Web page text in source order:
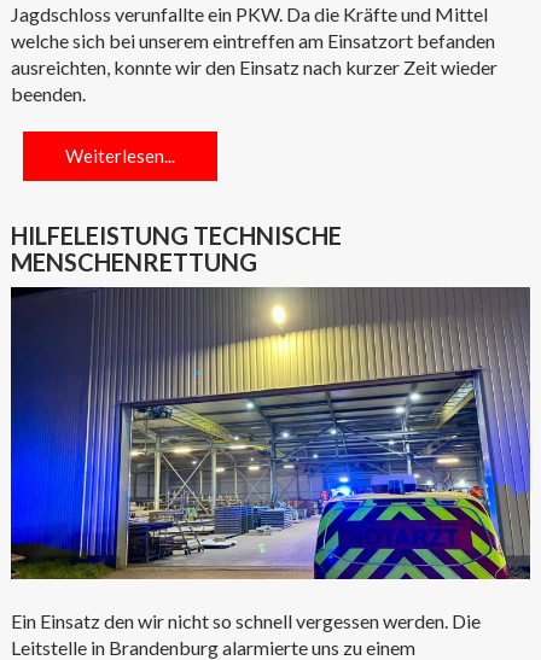
Jagdschloss verunfallte ein PKW. Da die Kräfte und Mittel
welche sich bei unserem eintreffen am Einsatzort befanden
ausreichten, konnte wir den Einsatz nach kurzer Zeit wieder
beenden.
Weiterlesen...
HILFELEISTUNG TECHNISCHE
MENSCHENRETTUNG
Ein Einsatz den wir nicht so schnell vergessen werden. Die
Leitstelle in Brandenburg alarmierte uns zu einem